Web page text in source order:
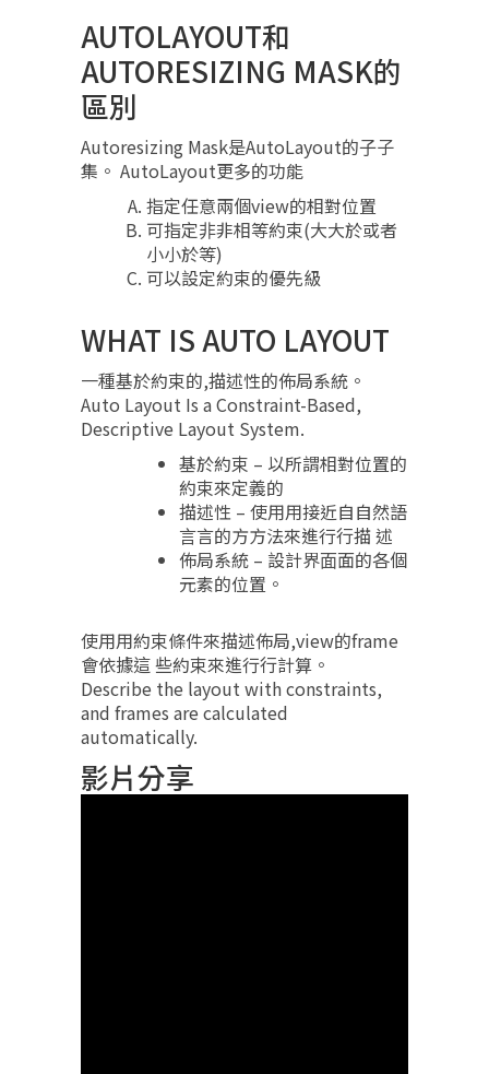
AUTOLAYOUT和
AUTORESIZING MASK的
區別
Autoresizing Mask是AutoLayout的⼦子
集。 AutoLayout更多的功能
指定任意兩個view的相對位置
可指定⾮非相等約束(⼤大於或者
⼩小於等)
可以設定約束的優先級
WHAT IS AUTO LAYOUT
一種基於約束的,描述性的佈局系統。
Auto Layout Is a Constraint-Based,
Descriptive Layout System.
基於約束 – 以所謂相對位置的
約束來定義的
描述性 – 使⽤用接近⾃自然語
⾔言的⽅方法來進⾏行描 述
佈局系統 – 設計界⾯面的各個
元素的位置。
使⽤用約束條件來描述佈局,view的frame
會依據這 些約束來進⾏行計算。
Describe the layout with constraints,
and frames are calculated
automatically.
影片分享